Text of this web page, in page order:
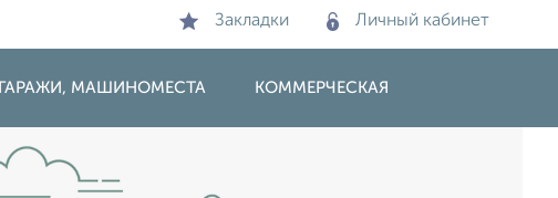
Закладки Личный кабинет
ГАРАЖИ, МАШИНОМЕСТА КОММЕРЧЕСКАЯ